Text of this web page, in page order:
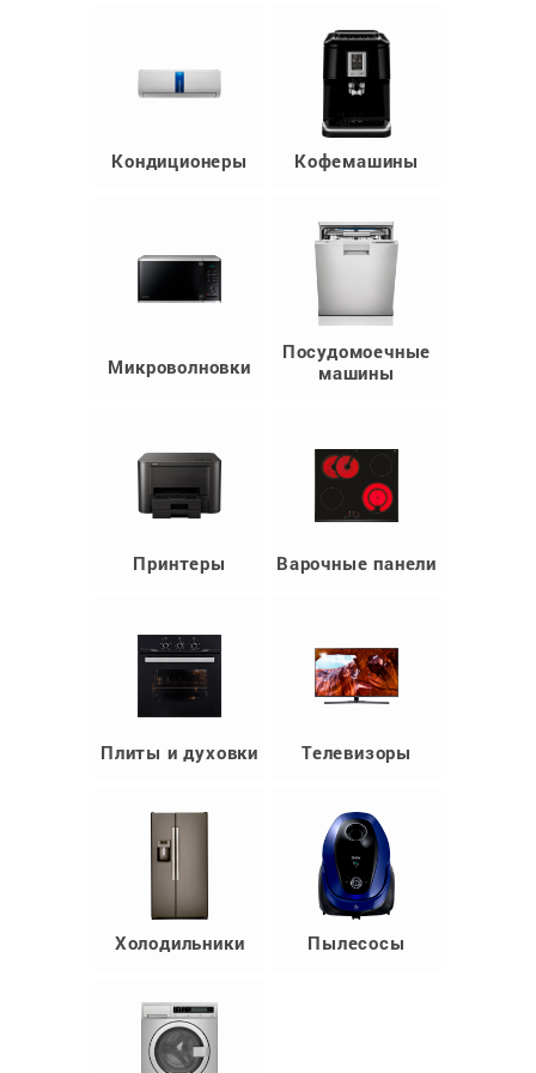
Кондиционеры Кофемашины
Микроволновки
Посудомоечные
машины
Принтеры Варочные панели
Плиты и духовки Телевизоры
Холодильники Пылесосы